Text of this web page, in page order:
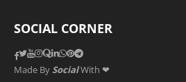
SOCIAL CORNER
Made By SocialWith ❤